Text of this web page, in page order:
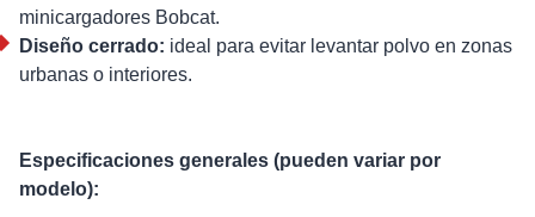
minicargadores Bobcat.
Diseño cerrado: ideal para evitar levantar polvo en zonas
urbanas o interiores.
Especificaciones generales (pueden variar por
modelo):